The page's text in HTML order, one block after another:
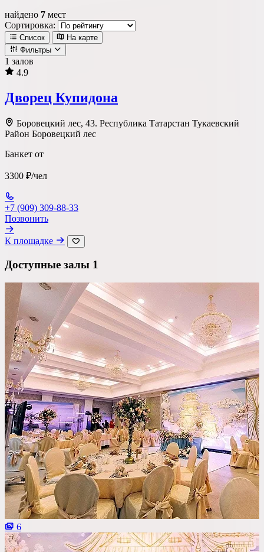
найдено 7 мест
Сортировка:
Список
На карте
Фильтры
Локация
Метро Район Округ
Тип площадки
Ресторан
Банкетный зал
Лофт
Веранда / Шатер
Вместимость
до 150 чел
Бюджет на персону
—
Важные условия
Танцпол
Со сценой
Со своим алкоголем
С живой музыкой
С панорамным видом
С детской комнатой
1 залов
4.9
Дворец Купидона
Боровецкий лес, 43. Республика Татарстан Тукаевский
Район Боровецкий лес
Банкет от
3300 ₽/чел
+7 (909) 309-88-33
Позвонить
К площадке
Доступные залы 1
6